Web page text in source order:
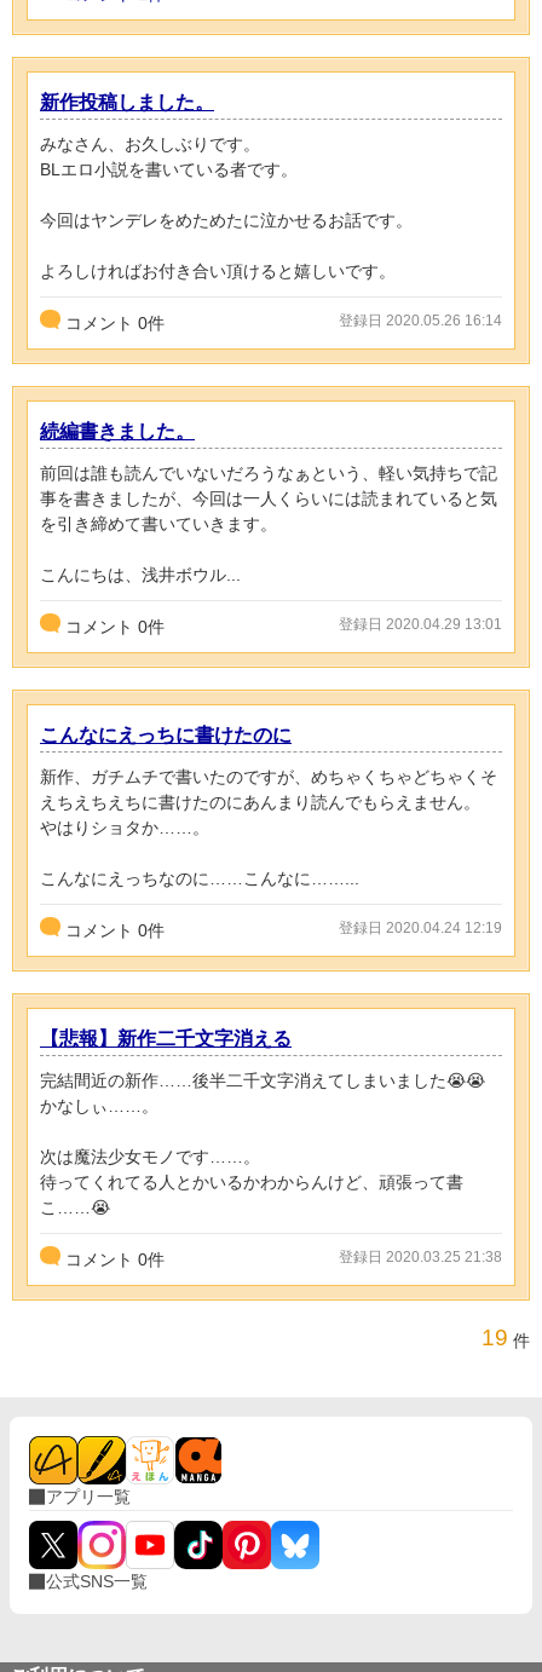
新作投稿しました。
みなさん、お久しぶりです。
BLエロ小説を書いている者です。
今回はヤンデレをめためたに泣かせるお話です。
よろしければお付き合い頂けると嬉しいです。
コメント 0件 登録日 2020.05.26 16:14
続編書きました。
前回は誰も読んでいないだろうなぁという、軽い気持ちで記
事を書きましたが、今回は一人くらいには読まれていると気
を引き締めて書いていきます。
こんにちは、浅井ボウル...
コメント 0件 登録日 2020.04.29 13:01
こんなにえっちに書けたのに
新作、ガチムチで書いたのですが、めちゃくちゃどちゃくそ
えちえちえちに書けたのにあんまり読んでもらえません。
やはりショタか……。
こんなにえっちなのに……こんなに……...
コメント 0件 登録日 2020.04.24 12:19
【悲報】新作二千文字消える
完結間近の新作……後半二千文字消えてしまいました😭😭
かなしぃ……。
次は魔法少女モノです……。
待ってくれてる人とかいるかわからんけど、頑張って書
こ……😭
コメント 0件 登録日 2020.03.25 21:38
19 件
アプリ一覧
公式SNS一覧